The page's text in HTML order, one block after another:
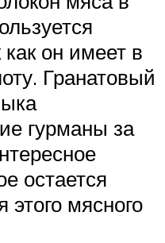
как он имеет в
Гранатовый
гурманы за
остается
этого мясного